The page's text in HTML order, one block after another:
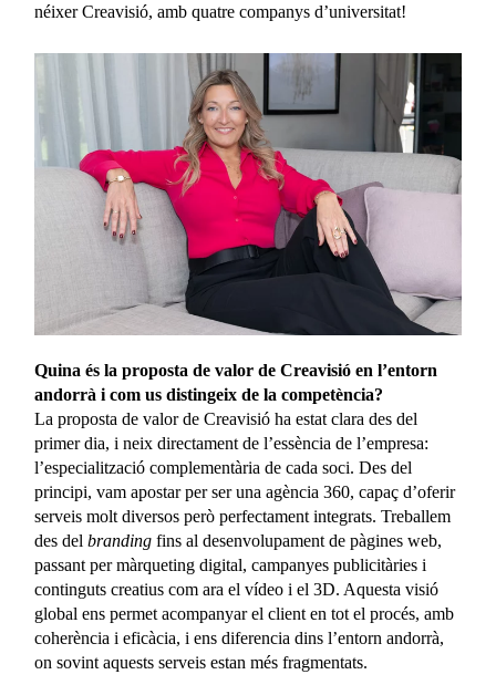
néixer Creavisió, amb quatre companys d’universitat!
Quina és la proposta de valor de Creavisió en l’entorn
andorrà i com us distingeix de la competència?
La proposta de valor de Creavisió ha estat clara des del
primer dia, i neix directament de l’essència de l’empresa:
l’especialització complementària de cada soci. Des del
principi, vam apostar per ser una agència 360, capaç d’oferir
serveis molt diversos però perfectament integrats. Treballem
des delbranding fins al desenvolupament de pàgines web,
passant per màrqueting digital, campanyes publicitàries i
continguts creatius com ara el vídeo i el 3D. Aquesta visió
global ens permet acompanyar el client en tot el procés, amb
coherència i eficàcia, i ens diferencia dins l’entorn andorrà,
on sovint aquests serveis estan més fragmentats.